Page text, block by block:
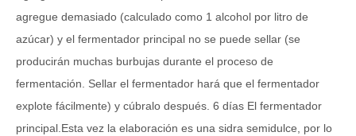
agregue demasiado (calculado como 1 alcohol por litro de
azúcar) y el fermentador principal no se puede sellar (se
producirán muchas burbujas durante el proceso de
fermentación. Sellar el fermentador hará que el fermentador
explote fácilmente) y cúbralo después. 6 días El fermentador
principal.Esta vez la elaboración es una sidra semidulce, por lo